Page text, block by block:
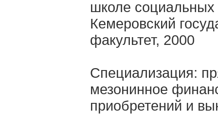
школе социальных
Кемеровский
факультет, 2000
Специализация:
мезонинное
приобретений и